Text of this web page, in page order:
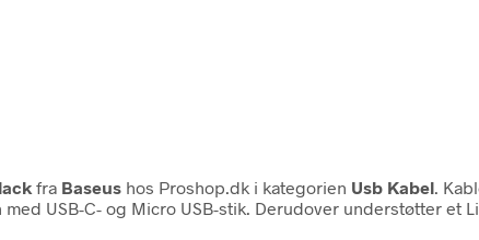
fra Baseus hos Proshop.dk i kategorien Usb Kabel .
USB-C- og Micro USB-stik. Derudover understøtter et